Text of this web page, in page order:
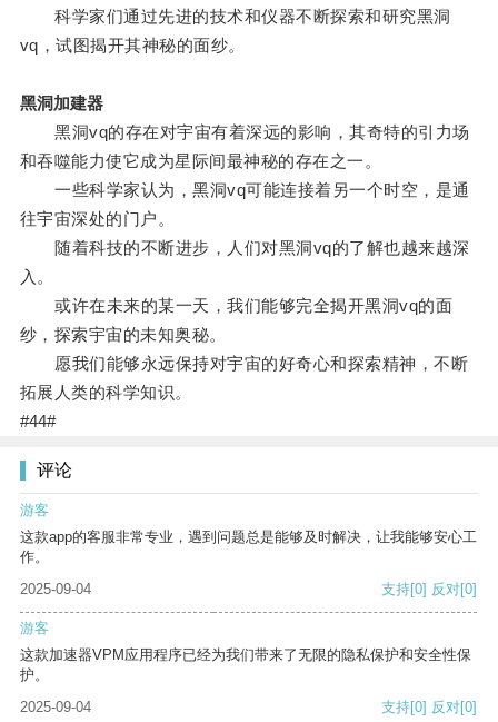
科学家们通过先进的技术和仪器不断探索和研究黑洞
vq，试图揭开其神秘的面纱。
黑洞加建器
黑洞vq的存在对宇宙有着深远的影响，其奇特的引力场
和吞噬能力使它成为星际间最神秘的存在之一。
一些科学家认为，黑洞vq可能连接着另一个时空，是通
往宇宙深处的门户。
随着科技的不断进步，人们对黑洞vq的了解也越来越深
入。
或许在未来的某一天，我们能够完全揭开黑洞vq的面
纱，探索宇宙的未知奥秘。
愿我们能够永远保持对宇宙的好奇心和探索精神，不断
拓展人类的科学知识。
#44#
评论
游客
这款app的客服非常专业，遇到问题总是能够及时解决，让我能够安心工
作。
2025-09-04
支持[0] 反对[0]
游客
这款加速器VPM应用程序已经为我们带来了无限的隐私保护和安全性保
护。
2025-09-04
支持[0] 反对[0]